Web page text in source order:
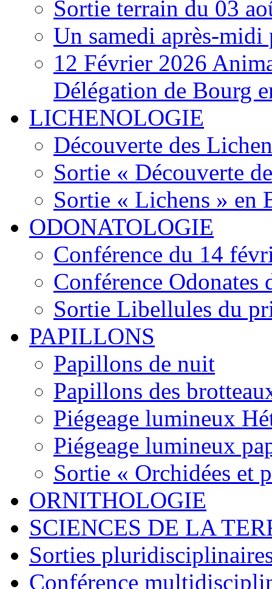
Sortie terrain du 03
Un samedi après-
12 Février 2026
Délégation de Bourg
LICHENOLOGIE
Découverte des
Sortie « Découverte
Sortie « Lichens » en
ODONATOLOGIE
Conférence du 14
Conférence
Sortie Libellules du
PAPILLONS
Papillons de nuit
Papillons des
Piégeage lumineux
Piégeage lumineux
Sortie « Orchidées et
ORNITHOLOGIE
SCIENCES DE LA
Sorties
Conférence